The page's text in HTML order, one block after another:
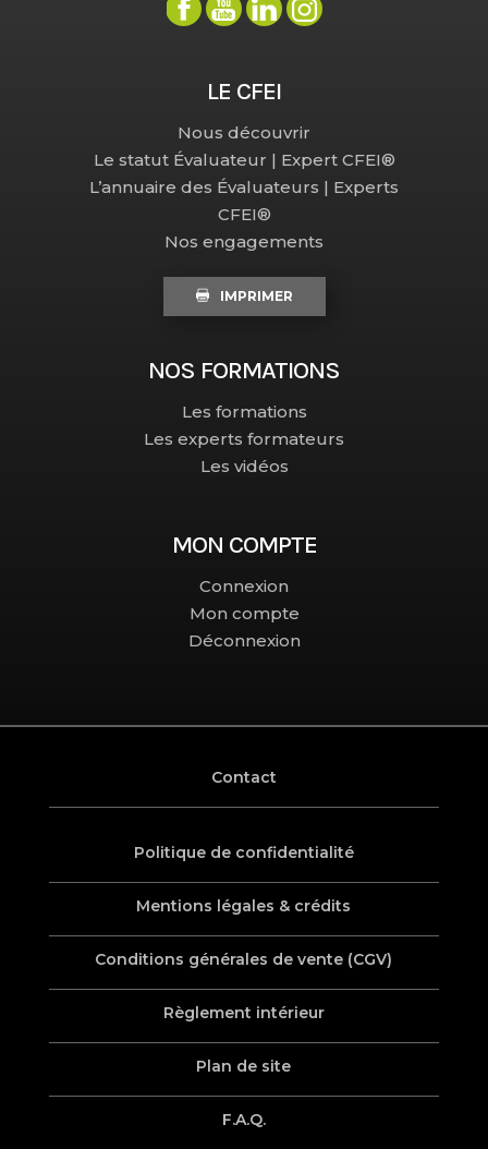
LE CFEI
Nous découvrir
Le statut Évaluateur | Expert CFEI®
L’annuaire des Évaluateurs | Experts
CFEI®
Nos engagements
IMPRIMER
NOS FORMATIONS
Les formations
Les experts formateurs
Les vidéos
MON COMPTE
Connexion
Mon compte
Déconnexion
Contact
Politique de confidentialité
Mentions légales & crédits
Conditions générales de vente (CGV)
Règlement intérieur
Plan de site
F.A.Q.